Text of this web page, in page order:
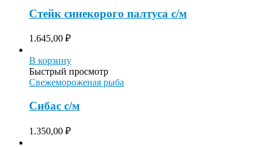
Стейк синекорого палтуса с/м
1.645,00 ₽
В корзину
Быстрый просмотр
Свежемороженая рыба
Сибас с/м
1.350,00 ₽